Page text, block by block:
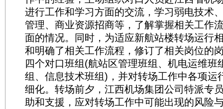
进行工作和学习方面的交流，学习弱电技术
管理、商业资源招商等，了解掌握相关工作
面的情况。同时，为适应新航站楼转场运行
和明确了相关工作流程，修订了相关岗位的
四个对口班组(航站区管理班组、机电运维班
组、信息技术班组)，并对转场工作中各项运
细化。转场前夕，江西机场集团公司特派专
助和支援，应对转场工作中可能出现的风险